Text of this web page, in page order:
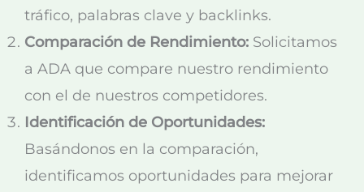
tráfico, palabras clave y backlinks.
Comparación de Rendimiento: Solicitamos
a ADA que compare nuestro rendimiento
con el de nuestros competidores.
Identificación de Oportunidades:
Basándonos en la comparación,
identificamos oportunidades para mejorar